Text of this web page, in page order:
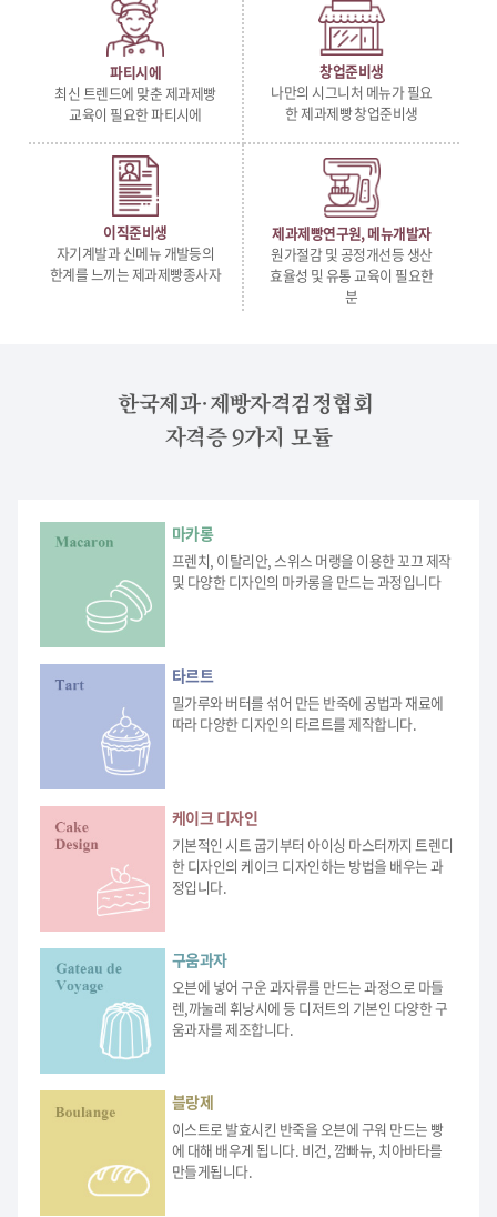
파티시에
최신 트렌드에 맞춘 제과제빵
교육이 필요한 파티시에
창업준비생
나만의 시그니처 메뉴가 필요
한 제과제빵 창업준비생
이직준비생
자기계발과 신메뉴 개발등의
한계를 느끼는 제과제빵종사자
제과제빵연구원, 메뉴개발자
원가절감 및 공정개선등 생산
효율성 및 유통 교육이 필요한
분
한국제과·제빵자격검정협회
자격증 9가지 모듈
마카롱
프렌치, 이탈리안, 스위스 머랭을 이용한 꼬끄 제작
및 다양한 디자인의 마카롱을 만드는 과정입니다
타르트
밀가루와 버터를 섞어 만든 반죽에 공법과 재료에
따라 다양한 디자인의 타르트를 제작합니다.
케이크 디자인
기본적인 시트 굽기부터 아이싱 마스터까지 트렌디
한 디자인의 케이크 디자인하는 방법을 배우는 과
정입니다.
구움과자
오븐에 넣어 구운 과자류를 만드는 과정으로 마들
렌,까눌레 휘낭시에 등 디저트의 기본인 다양한 구
움과자를 제조합니다.
블랑제
이스트로 발효시킨 반죽을 오븐에 구워 만드는 빵
에 대해 배우게 됩니다. 비건, 깜빠뉴, 치아바타를
만들게됩니다.